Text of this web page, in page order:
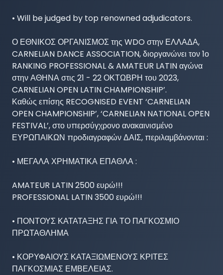
• Will be judged by top renowned adjudicators.
Ο ΕΘΝΙΚΟΣ ΟΡΓΑΝΙΣΜΟΣ της WDO στην ΕΛΛΑΔΑ,
CARNELIAN DANCE ASSOCIATION, διοργανώνει τον 1ο
RANKING PROFESSIONAL & AMATEUR LATIN αγώνα
στην ΑΘΗΝΑ στις 21 - 22 ΟΚΤΩΒΡΗ του 2023,
CARNELIAN OPEN LATIN CHAMPIONSHIP’.
Καθώς επίσης RECOGNISED EVENT ‘CARNELIAN
OPEN CHAMPIONSHIP’, ‘CARNELIAN NATIONAL OPEN
FESTIVAL’, στο υπερσύγχρονο ανακαινισμένο
ΕΥΡΩΠΑΙΚΩΝ προδιαγραφών ΔΑΙΣ, περιλαμβάνονται :
• ΜΕΓΑΛΑ ΧΡΗΜΑΤΙΚΑ ΕΠΑΘΛΑ :
AMATEUR LATIN 2500 ευρώ!!!
PROFESSIONAL LATIN 3500 ευρώ!!!
• ΠΟΝΤΟΥΣ ΚΑΤΑΤΑΞΗΣ ΓΙΑ ΤΟ ΠΑΓΚΟΣΜΙΟ
ΠΡΩΤΑΘΛΗΜΑ
• ΚΟΡΥΦΑΙΟΥΣ ΚΑΤΑΞΙΩΜΕΝΟΥΣ ΚΡΙΤΕΣ
ΠΑΓΚΟΣΜΙΑΣ ΕΜΒΕΛΕΙΑΣ.